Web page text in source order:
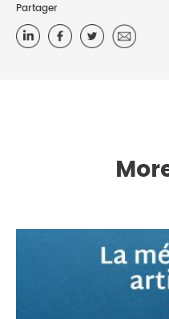
Partager